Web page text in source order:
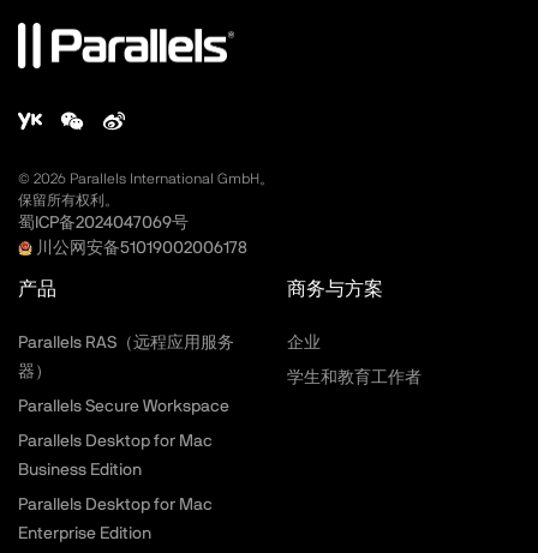
© 2026 Parallels International GmbH。
保留所有权利。
蜀ICP备2024047069号
川公网安备51019002006178
产品
Parallels RAS（远程应用服务
器）
Parallels Secure Workspace
Parallels Desktop for Mac
Business Edition
Parallels Desktop for Mac
Enterprise Edition
商务与方案
企业
学生和教育工作者